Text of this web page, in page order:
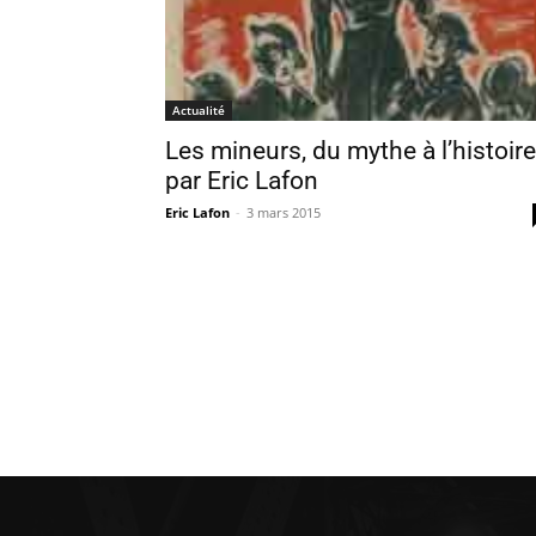
Actualité
Les mineurs, du mythe à
par Eric Lafon
Eric Lafon - 3 mars 2015